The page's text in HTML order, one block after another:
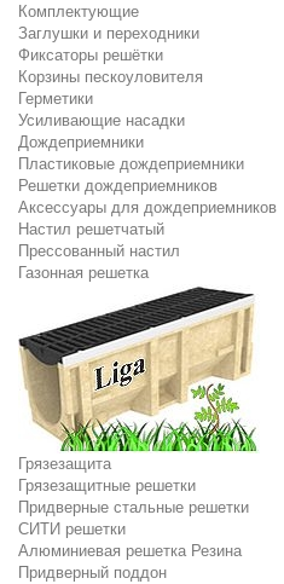
Комплектующие
Заглушки и переходники
Фиксаторы решётки
Корзины пескоуловителя
Герметики
Усиливающие насадки
Дождеприемники
Пластиковые дождеприемники
Решетки дождеприемников
Аксессуары для дождеприемников
Настил решетчатый
Прессованный настил
Газонная решетка
Грязезащита
Грязезащитные решетки
Придверные стальные решетки
СИТИ решетки
Алюминиевая решетка Резина
Придверный поддон